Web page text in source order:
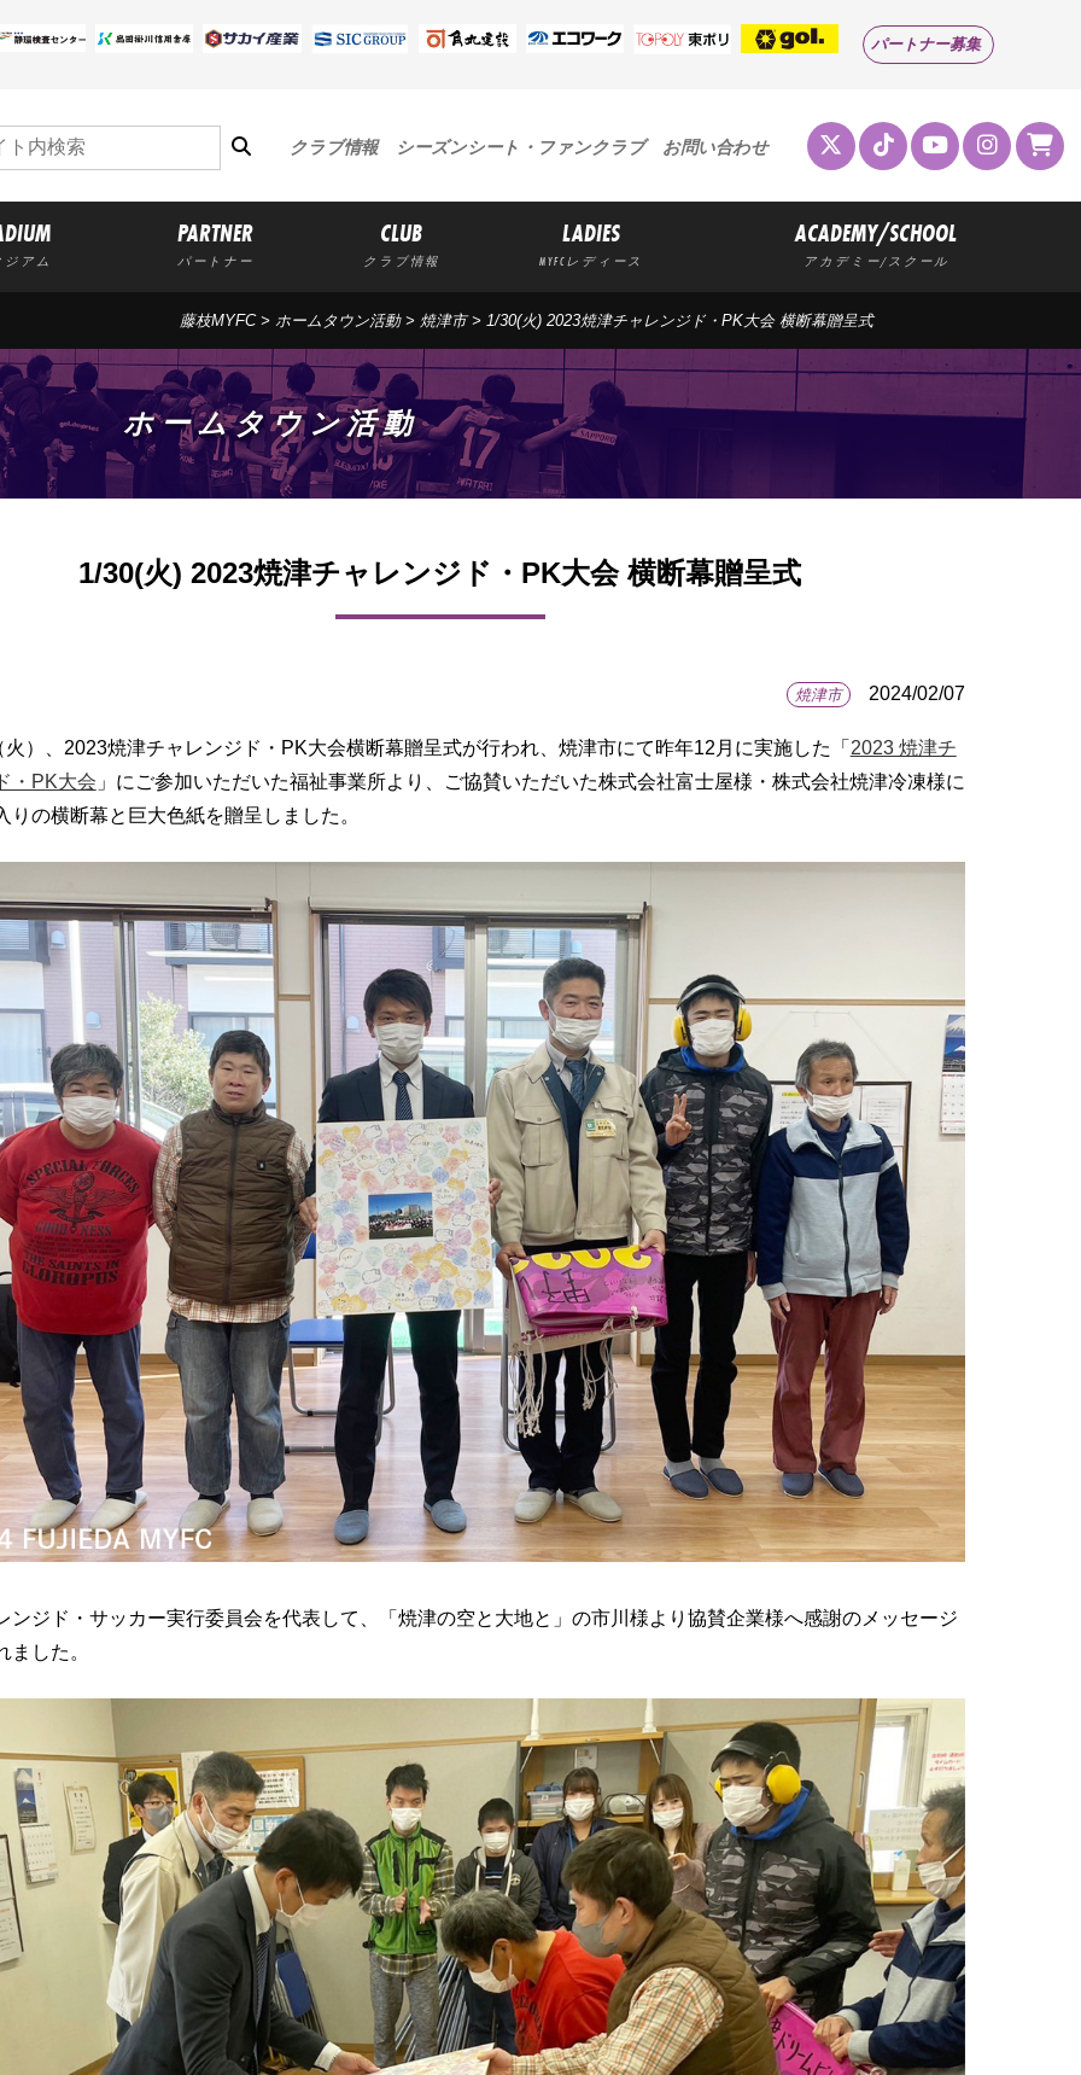
パートナー募集
クラブ情報 シーズンシート・ファンクラブ お問い合わせ
ジアム
PARTNER
パートナー
CLUB
クラブ情報
LADIES
MYFCレディース
ACADEMY/SCHOOL
アカデミー/スクール
藤枝MYFC> ホームタウン活動> 焼津市> 1/30(火) 2023焼津チャレンジド・PK大会 横断幕贈呈式
ホームタウン活動
1/30(火) 2023焼津チャレンジド・PK大会 横断幕贈呈式
焼津市 2024/02/07
）、2023焼津チャレンジド・PK大会横断幕贈呈式が行われ、焼津市にて昨年12月に実施した「 2023 焼津チ
・PK大会 」にご参加いただいた福祉事業所より、ご協賛いただいた株式会社富士屋様・株式会社焼津冷凍様に
りの横断幕と巨大色紙を贈呈しました。
ンジド・サッカー実行委員会を代表して、「焼津の空と大地と」の市川様より協賛企業様へ感謝のメッセージ
ました。